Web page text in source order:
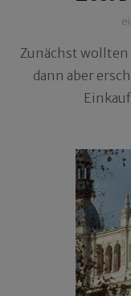
Zunächst wollten
dann aber